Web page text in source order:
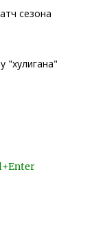
сезона
"хулигана"